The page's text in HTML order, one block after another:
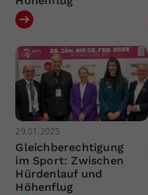
29.01.2025
Gleichberechtigung
im Sport: Zwischen
Hürdenlauf und
Höhenflug